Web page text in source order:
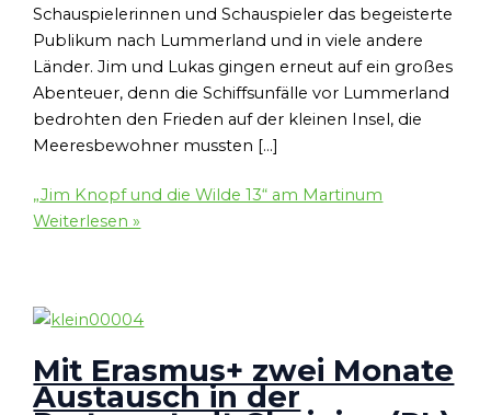
Schauspielerinnen und Schauspieler das begeisterte
Publikum nach Lummerland und in viele andere
Länder. Jim und Lukas gingen erneut auf ein großes
Abenteuer, denn die Schiffsunfälle vor Lummerland
bedrohten den Frieden auf der kleinen Insel, die
Meeresbewohner mussten […]
„Jim Knopf und die Wilde 13“ am Martinum
Weiterlesen »
Mit Erasmus+ zwei Monate
Austausch in der